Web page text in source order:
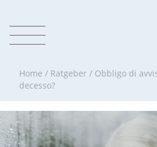
Home / Ratgeber / Obbligo di
decesso?